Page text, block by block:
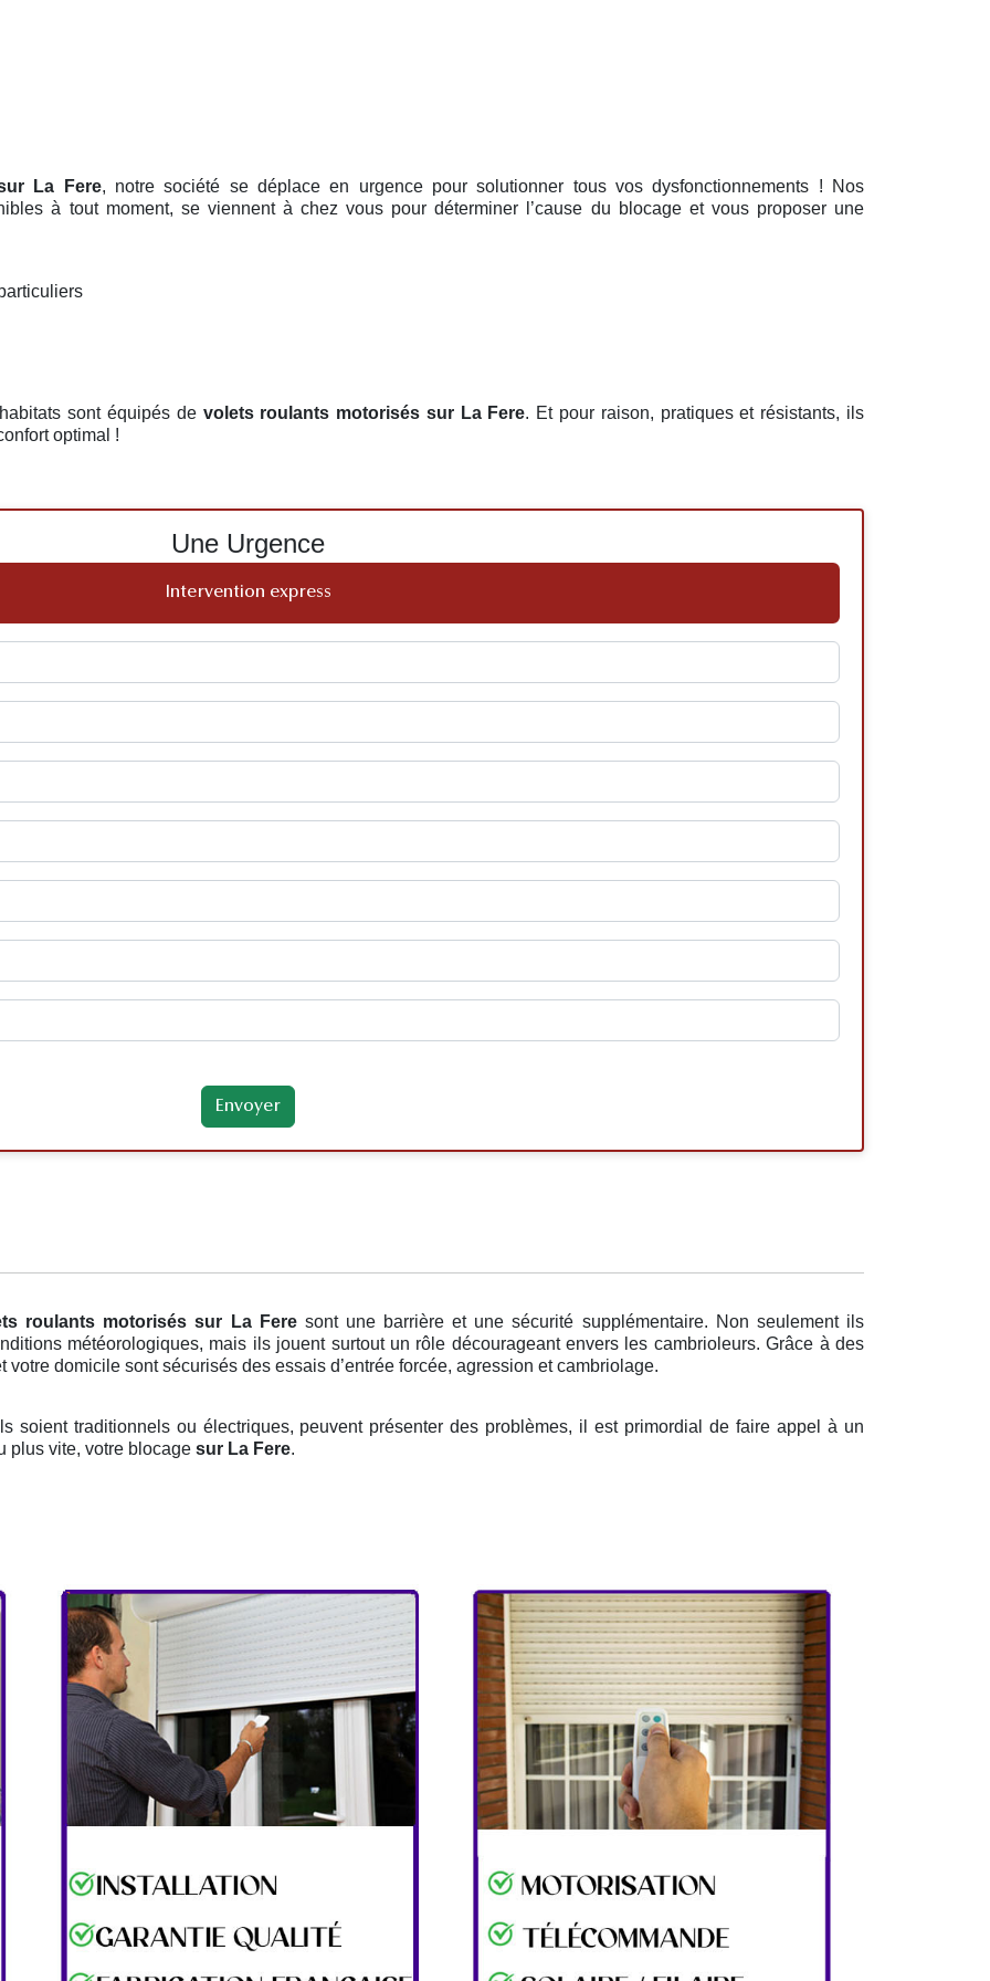
La Fere, notre société se déplace en urgence pour solutionner tous vos dysfonctionnements ! Nos
à tout moment, se viennent à chez vous pour déterminer l’cause du blocage et vous proposer une
sont équipés de volets roulants motorisés sur La Fere. Et pour raison, pratiques et résistants, ils
optimal !
Une Urgence
Intervention express
roulants motorisés sur La Fere sont une barrière et une sécurité supplémentaire. Non seulement ils
météorologiques, mais ils jouent surtout un rôle décourageant envers les cambrioleurs. Grâce à des
domicile sont sécurisés des essais d’entrée forcée, agression et cambriolage.
soient traditionnels ou électriques, peuvent présenter des problèmes, il est primordial de faire appel à un
plus vite, votre blocage sur La Fere.